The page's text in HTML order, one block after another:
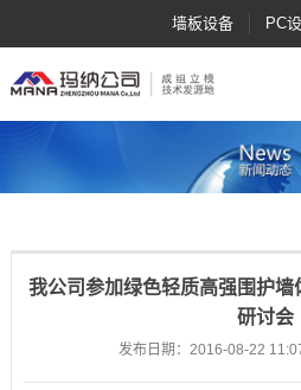
PC
墙板设备
我公司参加绿色轻质高强围护墙
研讨会
发布日期：2016-08-22